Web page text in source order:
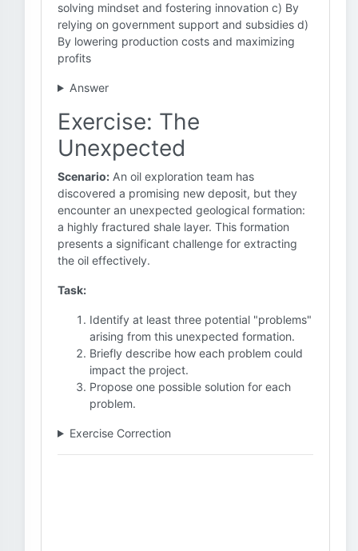
solving mindset and fostering innovation c) By
relying on government support and subsidies d)
By lowering production costs and maximizing
profits
Answer
Exercise: The
Unexpected
Scenario: An oil exploration team has
discovered a promising new deposit, but they
encounter an unexpected geological formation:
a highly fractured shale layer. This formation
presents a significant challenge for extracting
the oil effectively.
Task:
Identify at least three potential "problems"
arising from this unexpected formation.
Briefly describe how each problem could
impact the project.
Propose one possible solution for each
problem.
Exercise Correction